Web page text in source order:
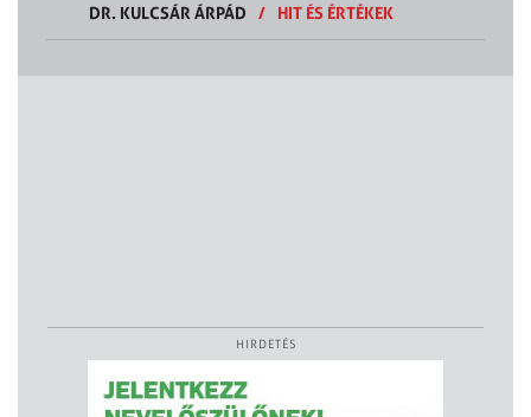
DR. KULCSÁR ÁRPÁD
/ HIT ÉS ÉRTÉKEK
HIRDETÉS